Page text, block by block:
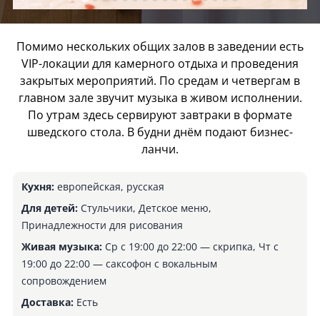
Помимо нескольких общих залов в заведении есть
VIP-локации для камерного отдыха и проведения
закрытых мероприятий. По средам и четвергам в
главном зале звучит музыка в живом исполнении.
По утрам здесь сервируют завтраки в формате
шведского стола. В будни днём подают бизнес-
ланчи.
Кухня:европейская, русская
Для детей:Стульчики, Детское меню,
Принадлежности для рисования
Живая музыка:Ср с 19:00 до 22:00 — скрипка, Чт с
19:00 до 22:00 — саксофон с вокальным
сопровождением
Доставка:Есть